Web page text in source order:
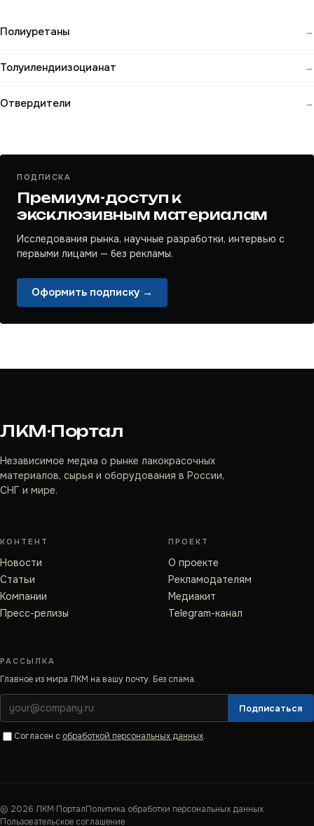
Полиуретаны →
Толуилендиизоцианат →
Отвердители →
ПОДПИСКА
Премиум-доступ к
эксклюзивным материалам
Исследования рынка, научные разработки, интервью с
первыми лицами — без рекламы.
Оформить подписку →
ЛКМ·Портал
Независимое медиа о рынке лакокрасочных
материалов, сырья и оборудования в России,
СНГ и мире.
КОНТЕНТ
Новости
Статьи
Компании
Пресс-релизы
ПРОЕКТ
О проекте
Рекламодателям
Медиакит
Telegram-канал
РАССЫЛКА
Главное из мира ЛКМ на вашу почту. Без спама.
Подписаться
Согласен с обработкой персональных данных.
© 2026 ЛКМ·ПорталПолитика обработки персональных данных
Пользовательское соглашение